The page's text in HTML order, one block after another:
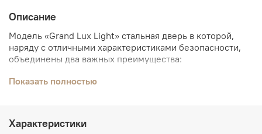
Описание
Модель «Grand Lux Light» стальная дверь в которой,
наряду с отличными характеристиками безопасности,
объединены два важных преимущества:
кованых элементов, придающих модели особый шик и
Показать полностью
Характеристики